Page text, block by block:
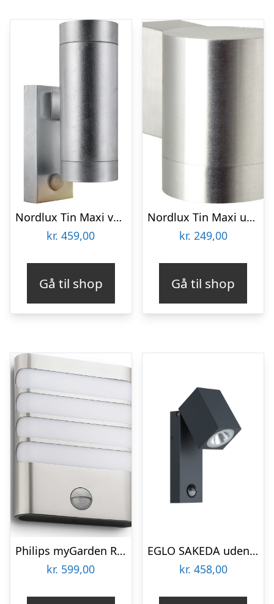
Nordlux Tin Maxi væglampe med sensor
kr. 459,00
Gå til shop
Nordlux Tin Maxi udendørs væglampe, aluminium
kr. 249,00
Gå til shop
Philips myGarden Raccoon udendørs væglampe med sensor, stål
kr. 599,00
EGLO SAKEDA udendørs væglampe med sensor LED 5W, antracit
kr. 458,00